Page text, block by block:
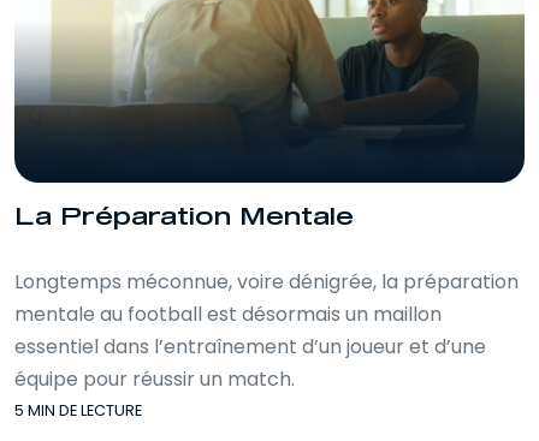
La Préparation Mentale
Longtemps méconnue, voire dénigrée, la préparation
mentale au football est désormais un maillon
essentiel dans l’entraînement d’un joueur et d’une
équipe pour réussir un match.
5 MIN DE LECTURE